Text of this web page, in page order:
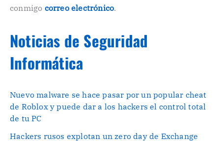
conmigo correo electrónico.
Noticias de Seguridad
Informática
Nuevo malware se hace pasar por un popular cheat
de Roblox y puede dar a los hackers el control total
de tu PC
Hackers rusos explotan un zero day de Exchange